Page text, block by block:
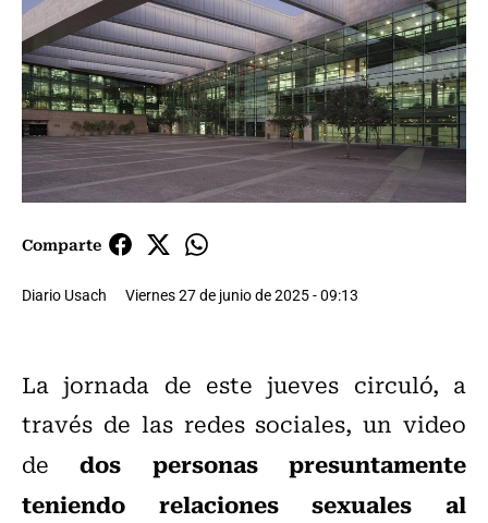
Comparte
Diario Usach Viernes 27 de junio de 2025 - 09:13
La jornada de este jueves circuló, a
través de las redes sociales, un video
dedos personas presuntamente
teniendo relaciones sexuales al